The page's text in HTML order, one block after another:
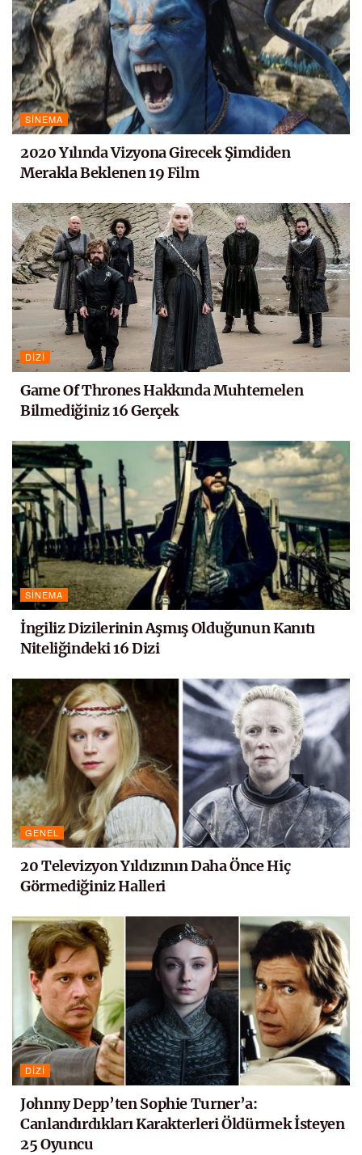
SINEMA
2020 Yılında Vizyona Girecek Şimdiden
Merakla Beklenen 19 Film
DIZI
Game Of Thrones Hakkında Muhtemelen
Bilmediğiniz 16 Gerçek
SINEMA
İngiliz Dizilerinin Aşmış Olduğunun Kanıtı
Niteliğindeki 16 Dizi
GENEL
20 Televizyon Yıldızının Daha Önce Hiç
Görmediğiniz Halleri
DIZI
Johnny Depp’ten Sophie Turner’a:
Canlandırdıkları Karakterleri Öldürmek İsteyen
25 Oyuncu